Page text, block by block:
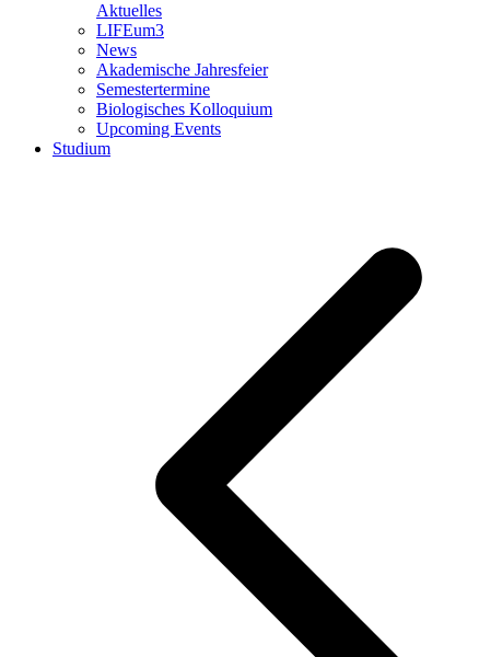
Aktuelles
LIFEum3
News
Akademische Jahresfeier
Semestertermine
Biologisches Kolloquium
Upcoming Events
Studium